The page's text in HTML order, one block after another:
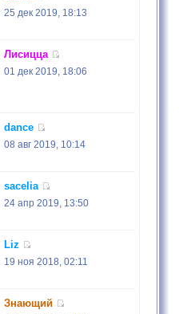
25 дек 2019, 18:13
Лисицца
01 дек 2019, 18:06
dance
08 авг 2019, 10:14
sacelia
24 апр 2019, 13:50
Liz
19 ноя 2018, 02:11
Знающий